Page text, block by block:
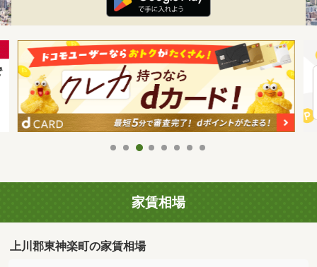
家賃相場
上川郡東神楽町の家賃相場